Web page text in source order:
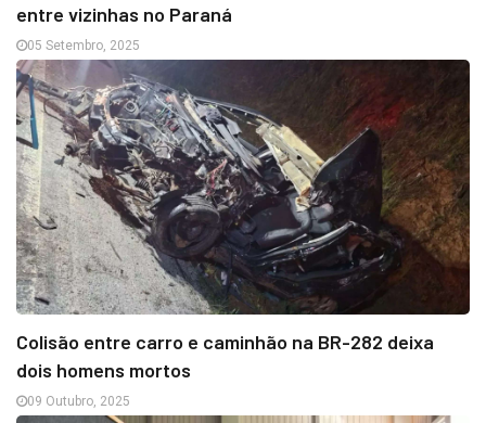
entre vizinhas no Paraná
05 Setembro, 2025
Colisão entre carro e caminhão na BR-282 deixa
dois homens mortos
09 Outubro, 2025